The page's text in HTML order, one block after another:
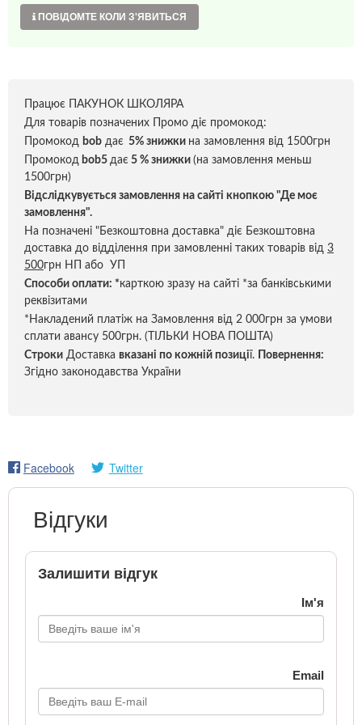
ПОВІДОМТЕ КОЛИ З'ЯВИТЬСЯ
Працює ПАКУНОК ШКОЛЯРА
Для товарів позначених Промо діє промокод:
Промокод bob дає 5% знижки на замовлення від 1500грн
Промокод bob5 дає 5 % знижки (на замовлення меньш
1500грн)
Відслідкувується замовлення на сайті кнопкою "Де моє
замовлення".
На позначені "Безкоштовна доставка" діє Безкоштовна
доставка до відділення при замовленні таких товарів від 3
500грн НП або УП
Способи оплати: *карткою зразу на сайті *за банківськими
реквізитами
*Накладений платіж на Замовлення від 2 000грн за умови
сплати авансу 500грн. (ТІЛЬКИ НОВА ПОШТА)
Строки Доставка вказані по кожній позиції.
Повернення:
Згідно законодавства України
Facebook Twitter
Відгуки
Залишити відгук
Ім'я
Email